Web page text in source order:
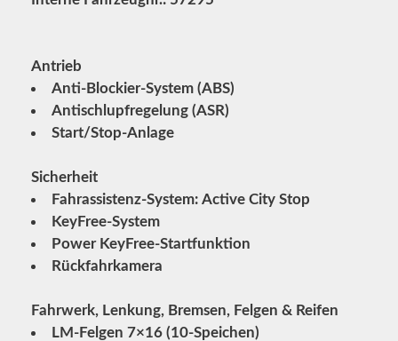
Antrieb
Anti-Blockier-System (ABS)
Antischlupfregelung (ASR)
Start/Stop-Anlage
Sicherheit
Fahrassistenz-System: Active City Stop
KeyFree-System
Power KeyFree-Startfunktion
Rückfahrkamera
Fahrwerk, Lenkung, Bremsen, Felgen & Reifen
LM-Felgen 7×16 (10-Speichen)